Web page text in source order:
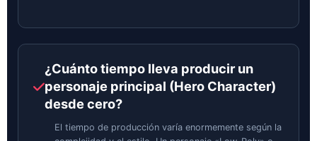
¿Cuánto tiempo lleva producir un
personaje principal (Hero Character)
desde cero?
El tiempo de producción varía enormemente según la